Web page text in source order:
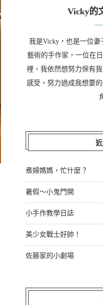
Vicky的
我是Vicky，也是一位
藝術的手作家，一位在
裡，我依然想努力保有
感受，努力過成我想要
煮婦媽媽，忙什麼？
暑假～小鬼門開
小手作教學日誌
美少女戰士好帥！
佐藤家的小劇場